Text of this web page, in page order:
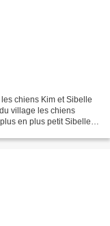
chiens Kim et Sibelle
village les chiens
en plus petit Sibelle,